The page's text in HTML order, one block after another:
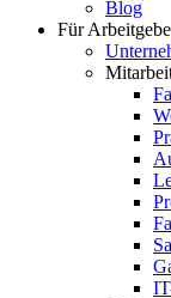
Blog
Für